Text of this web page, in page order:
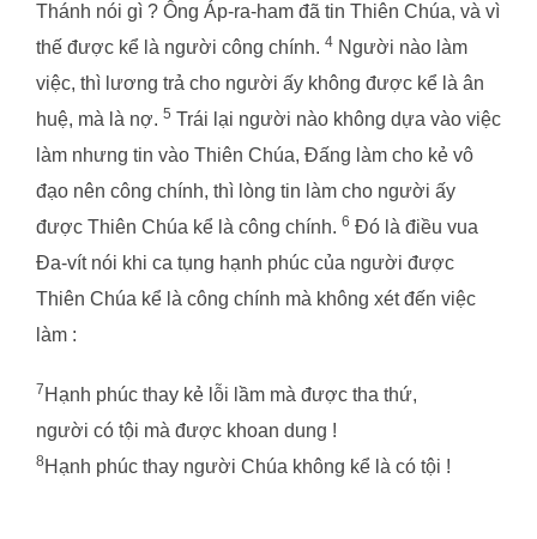
Thánh nói gì ? Ông Áp-ra-ham đã tin Thiên Chúa, và vì
thế được kể là người công chính. 4 Người nào làm
việc, thì lương trả cho người ấy không được kể là ân
huệ, mà là nợ. 5 Trái lại người nào không dựa vào việc
làm nhưng tin vào Thiên Chúa, Đấng làm cho kẻ vô
đạo nên công chính, thì lòng tin làm cho người ấy
được Thiên Chúa kể là công chính. 6 Đó là điều vua
Đa-vít nói khi ca tụng hạnh phúc của người được
Thiên Chúa kể là công chính mà không xét đến việc
làm :
7 Hạnh phúc thay kẻ lỗi lầm mà được tha thứ,
người có tội mà được khoan dung !
8 Hạnh phúc thay người Chúa không kể là có tội !